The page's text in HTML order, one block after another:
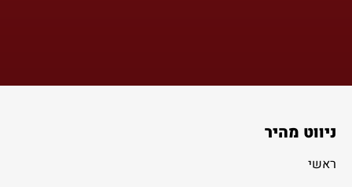
ניווט מהיר
ראשי